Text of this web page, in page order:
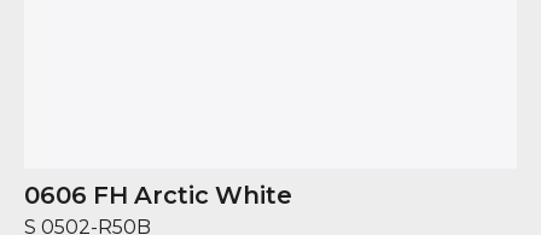
0606 FH Arctic White
S 0502-R50B